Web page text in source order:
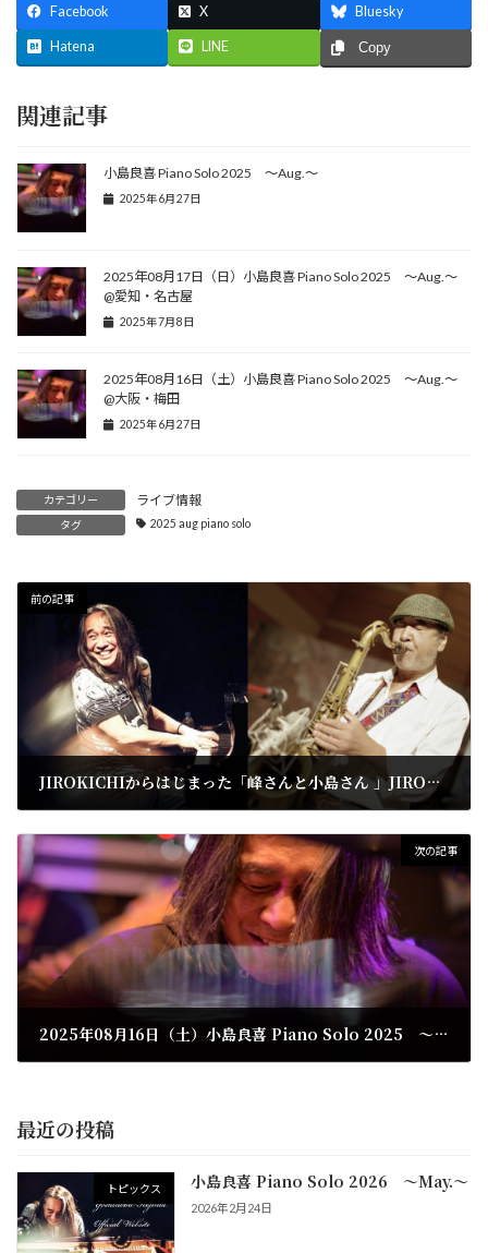
Facebook X Bluesky
Hatena LINE Copy
関連記事
小島良喜 Piano Solo 2025 ～Aug.～
2025年6月27日
2025年08月17日（日）小島良喜 Piano Solo 2025 ～Aug.～
@愛知・名古屋
2025年7月8日
2025年08月16日（土）小島良喜 Piano Solo 2025 ～Aug.～
@大阪・梅田
2025年6月27日
カテゴリー ライブ情報
タグ 2025 aug piano solo
前の記事
JIROKICHIからはじまった「峰さんと小島さん 」JIROKICHI50周年記念ライブ
次の記事
2025年08月16日（土）小島良喜 Piano Solo 2025 ～Aug.～ @大阪・梅田
最近の投稿
トピックス 小島良喜 Piano Solo 2026 ～May.～
2026年2月24日